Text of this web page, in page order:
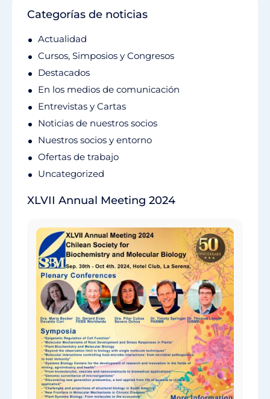
Categorías de noticias
Actualidad
Cursos, Simposios y Congresos
Destacados
En los medios de comunicación
Entrevistas y Cartas
Noticias de nuestros socios
Nuestros socios y entorno
Ofertas de trabajo
Uncategorized
XLVII Annual Meeting 2024